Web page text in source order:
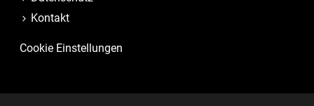
Kontakt
Cookie Einstellungen